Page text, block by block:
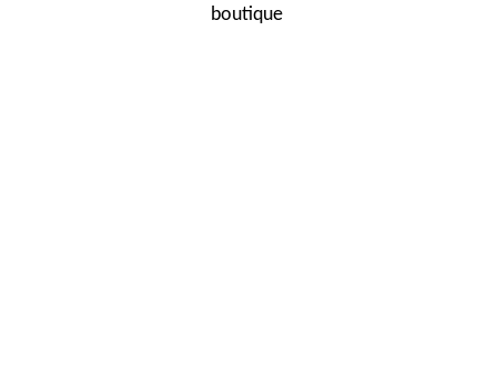
boutique